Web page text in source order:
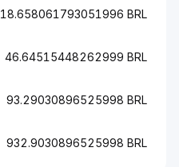
18.658061793051996 BRL
46.64515448262999 BRL
93.29030896525998 BRL
932.9030896525998 BRL